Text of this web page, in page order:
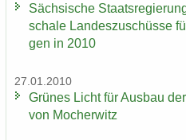
Säch­si­sche
scha­le Lan­des­zu­schüs­se
gen in 2010
27.01.2010
Grü­nes Licht für Aus­bau
von Mo­cher­witz